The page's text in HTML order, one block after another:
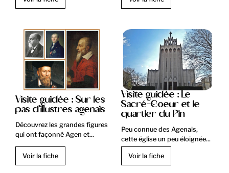
Visite guidée : Sur les
pas d'illustres agenais
Découvrez les grandes figures
qui ont façonné Agen et...
Voir la fiche
Visite guidée : Le
Sacré-Coeur et le
quartier du Pin
Peu connue des Agenais,
cette église un peu éloignée...
Voir la fiche